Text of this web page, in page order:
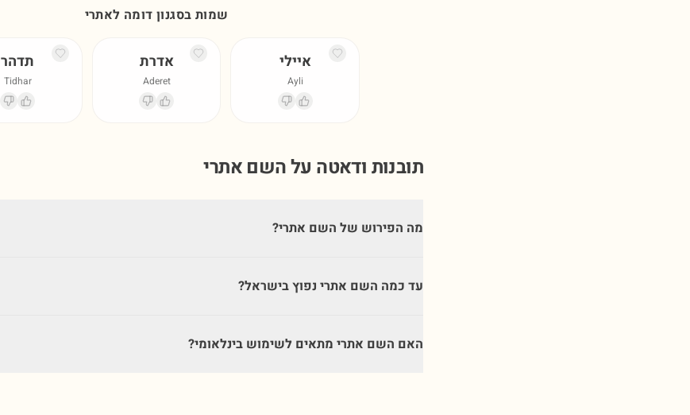
שמות בסגנון דומה לאתרי
איילי
Ayli
אדרת
Aderet
תדהר
Tidhar
תובנות ודאטה על השם אתרי
מה הפירוש של השם אתרי?
עד כמה השם אתרי נפוץ בישראל?
האם השם אתרי מתאים לשימוש בינלאומי?